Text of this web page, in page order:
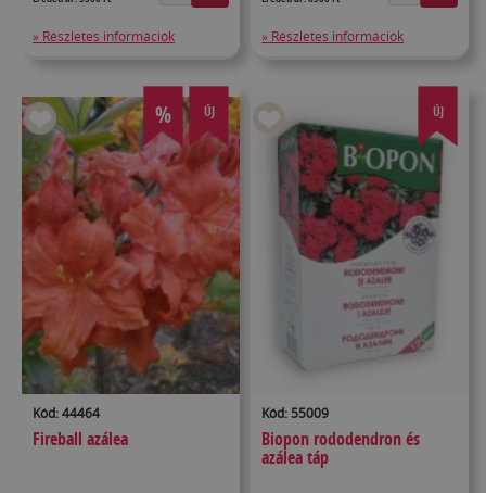
» Részletes információk » Részletes információk
% ÚJ
Kód: 44464
Fireball azálea
ÚJ
Kód: 55009
Biopon rododendron és
azálea táp